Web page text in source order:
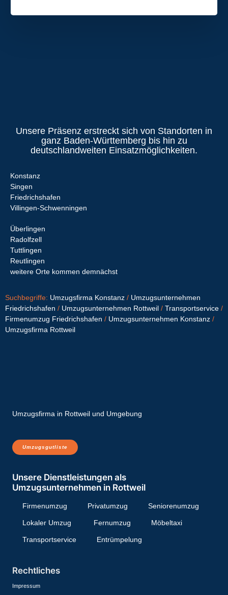
Unsere Präsenz erstreckt sich von Standorten in
ganz Baden-Württemberg bis hin zu
deutschlandweiten Einsatzmöglichkeiten.
Konstanz
Singen
Friedrichshafen
Villingen-Schwenningen
Überlingen
Radolfzell
Tuttlingen
Reutlingen
weitere Orte kommen demnächst
Suchbegriffe: Umzugsfirma Konstanz / Umzugsunternehmen
Friedrichshafen / Umzugsunternehmen Rottweil / Transportservice /
Firmenumzug Friedrichshafen / Umzugsunternehmen Konstanz /
Umzugsfirma Rottweil
Umzugsfirma in Rottweil und Umgebung
Umzugsgutliste
Unsere Dienstleistungen als
Umzugsunternehmen in Rottweil
Firmenumzug Privatumzug Seniorenumzug
Lokaler Umzug Fernumzug Möbeltaxi
Transport­service Entrüm­­pelung
Rechtliches
Impressum